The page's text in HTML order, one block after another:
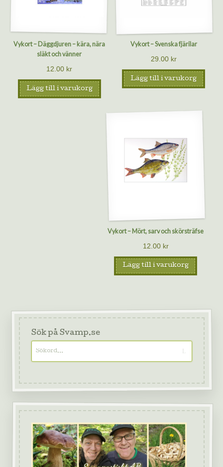
Vykort – Däggdjuren – kära, nära
släkt och vänner
12.00 kr
Lägg till i varukorg
Vykort – Svenska fjärilar
29.00 kr
Lägg till i varukorg
Vykort – Mört, sarv och skörsträfse
12.00 kr
Lägg till i varukorg
Sök på Svamp.se